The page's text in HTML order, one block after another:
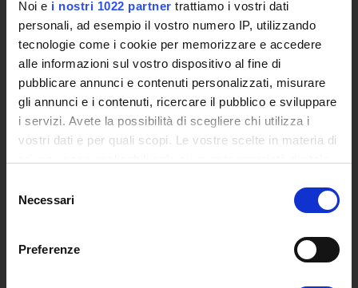
Noi e i nostri 1022 partner trattiamo i vostri dati
personali, ad esempio il vostro numero IP, utilizzando
tecnologie come i cookie per memorizzare e accedere
alle informazioni sul vostro dispositivo al fine di
pubblicare annunci e contenuti personalizzati, misurare
gli annunci e i contenuti, ricercare il pubblico e sviluppare
i servizi. Avete la possibilità di scegliere chi utilizza i
vostri dati e per quali scopi. Le vostre scelte in materia di
modificare o revocare il proprio consenso in qualsiasi
momento dalla Dichiarazione sui cookie o facendo clic
delNecessari
Preferenze
Posta Elettronica Certificata - PEC
Bacheca del Rettore
DIDATTICA
Corsi di Laurea
Corsi di Perfezionamento
Dottorato di Ricerca
Certificazioni e Alta Formazione Professionale